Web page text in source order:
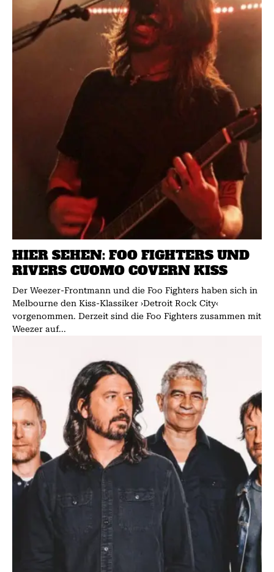
HIER SEHEN: FOO FIGHTERS UND
RIVERS CUOMO COVERN KISS
Der Weezer-Frontmann und die Foo Fighters haben sich in
Melbourne den Kiss-Klassiker ›Detroit Rock City‹
vorgenommen. Derzeit sind die Foo Fighters zusammen mit
Weezer auf...